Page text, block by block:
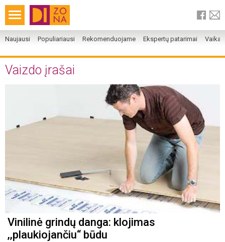
Naujausi Populiariausi Rekomenduojame Ekspertų patarimai
Vaizdo įrašai
Vinilinė grindų danga: klojimas
,,plaukiojančiu“ būdu